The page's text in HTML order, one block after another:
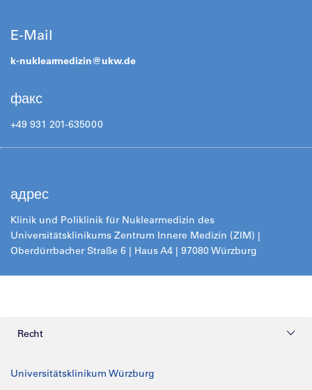
E-Mail
k-nuklearmedizin@ukw.de
факс
+49 931 201-635000
адрес
Klinik und Poliklinik für Nuklearmedizin des
Universitätsklinikums Zentrum Innere Medizin (ZIM) |
Oberdürrbacher Straße 6 | Haus A4 | 97080 Würzburg
Recht
Universitätsklinikum Würzburg